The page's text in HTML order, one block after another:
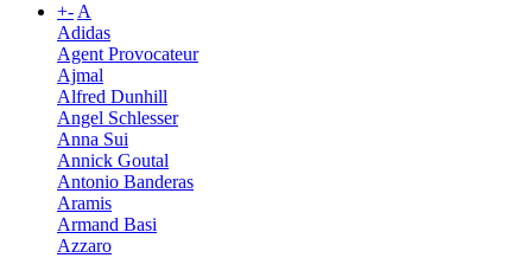
+-A
Adidas
Agent Provocateur
Ajmal
Alfred Dunhill
Angel Schlesser
Anna Sui
Annick Goutal
Antonio Banderas
Aramis
Armand Basi
Azzaro